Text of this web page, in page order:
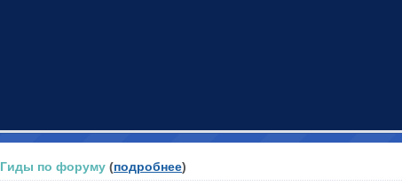
Гиды по форуму (подробнее)